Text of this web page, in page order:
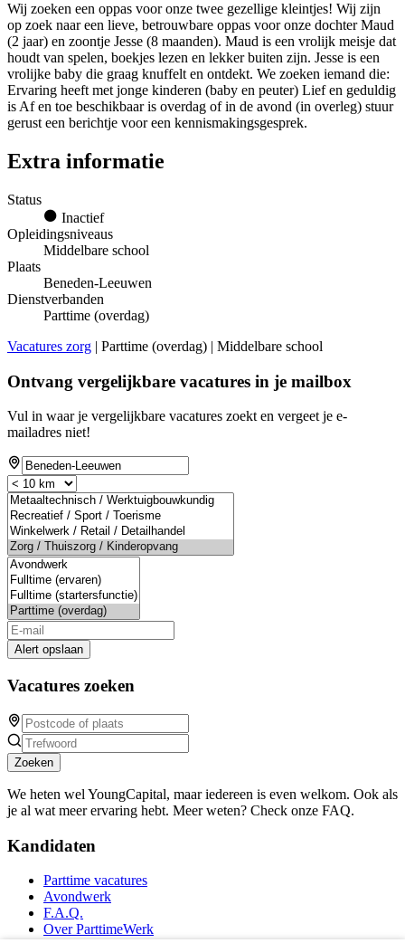
Wij zoeken een oppas voor onze twee gezellige kleintjes! Wij zijn
op zoek naar een lieve, betrouwbare oppas voor onze dochter Maud
(2 jaar) en zoontje Jesse (8 maanden). Maud is een vrolijk meisje dat
houdt van spelen, boekjes lezen en lekker buiten zijn. Jesse is een
vrolijke baby die graag knuffelt en ontdekt. We zoeken iemand die:
Ervaring heeft met jonge kinderen (baby en peuter) Lief en geduldig
is Af en toe beschikbaar is overdag of in de avond (in overleg) stuur
gerust een berichtje voor een kennismakingsgesprek.
Extra informatie
Status
Inactief
Opleidingsniveaus
Middelbare school
Plaats
Beneden-Leeuwen
Dienstverbanden
Parttime (overdag)
Vacatures zorg | Parttime (overdag) | Middelbare school
Ontvang vergelijkbare vacatures in je mailbox
Vul in waar je vergelijkbare vacatures zoekt en vergeet je e-
mailadres niet!
Alert opslaan
Vacatures zoeken
Zoeken
We heten wel YoungCapital, maar iedereen is even welkom. Ook als
je al wat meer ervaring hebt. Meer weten? Check onze FAQ.
Kandidaten
Parttime vacatures
Avondwerk
F.A.Q.
Over ParttimeWerk